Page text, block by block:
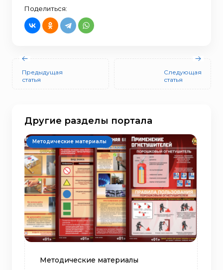
Поделиться:
Предыдущая
статья
Следующая
статья
Другие разделы портала
Методические материалы
Методические материалы